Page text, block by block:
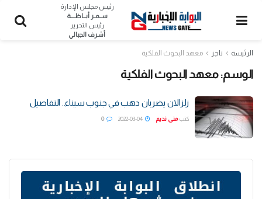
رئيس مجلس الإدارة
ســمـر أبــاظــــة
رئيس التحرير
أشرف الجبالي
الرئيسة تاجز معهد البحوث الفلكية
الوسم:معهد البحوث الفلكية
زلزالان يضربان دهب في جنوب سيناء.. التفاصيل
كتب منى نديم 0